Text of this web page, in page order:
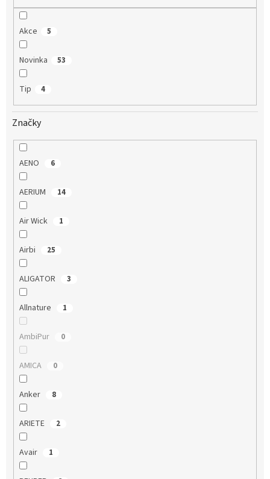
Akce 5
Novinka 53
Tip 4
Značky
AENO 6
AERIUM 14
Air Wick 1
Airbi 25
ALIGATOR 3
Allnature 1
AmbiPur 0
AMICA 0
Anker 8
ARIETE 2
Avair 1